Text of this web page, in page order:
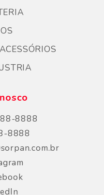
8888
8888